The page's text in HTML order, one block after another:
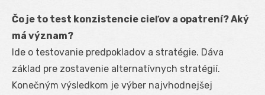
Čo je to test konzistencie cieľov a opatrení? Aký
má význam?
Ide o testovanie predpokladov a stratégie. Dáva
základ pre zostavenie alternatívnych stratégií.
Konečným výsledkom je výber najvhodnejšej